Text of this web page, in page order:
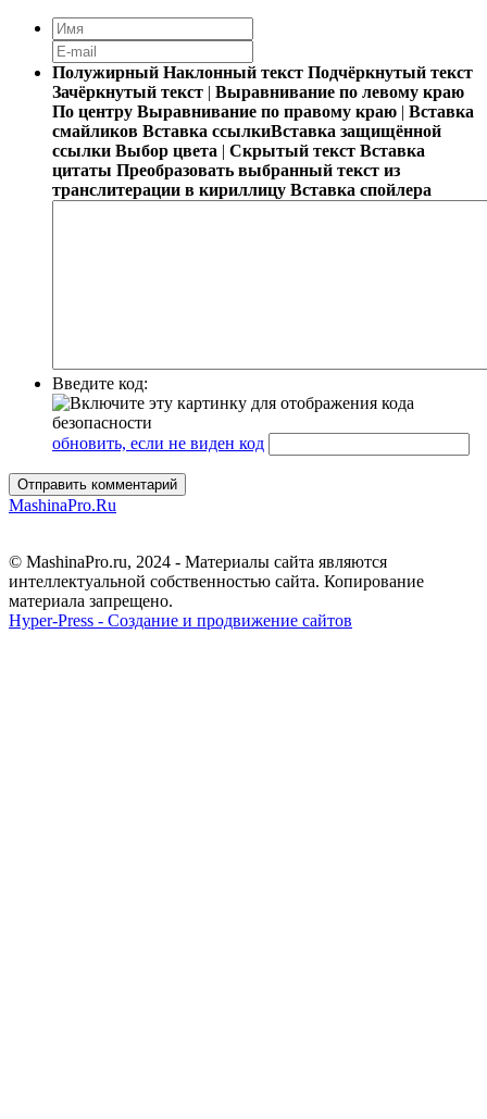
Полужирный Наклонный текст Подчёркнутый текст
Зачёркнутый текст | Выравнивание по левому краю
По центру Выравнивание по правому краю | Вставка
смайликов Вставка ссылкиВставка защищённой
ссылки Выбор цвета | Скрытый текст Вставка
цитаты Преобразовать выбранный текст из
транслитерации в кириллицу Вставка спойлера
Введите код:
обновить, если не виден код
Отправить комментарий
MashinaPro.Ru
© MashinaPro.ru, 2024 - Материалы сайта являются
интеллектуальной собственностью сайта. Копирование
материала запрещено.
Hyper-Press - Создание и продвижение сайтов